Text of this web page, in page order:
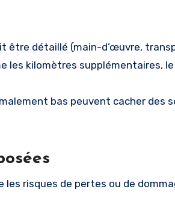
être détaillé (main-d’œuvre,
les kilomètres supplémentaires,
bas peuvent cacher des
risques de pertes ou de